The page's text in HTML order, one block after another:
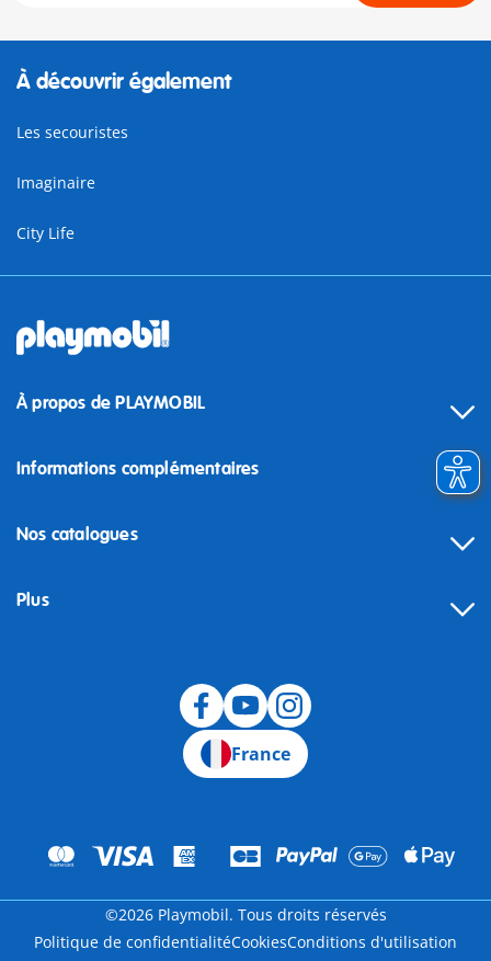
À découvrir également
Les secouristes
Imaginaire
City Life
À propos de PLAYMOBIL
Informations complémentaires
Nos catalogues
Plus
France
©2026 Playmobil. Tous droits réservés
Politique de confidentialitéCookiesConditions d'utilisation